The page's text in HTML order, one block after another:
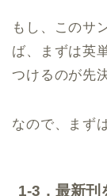
もし、このサ
ば、まずは英
つけるのが先
なので、まず
1-3．最新刊